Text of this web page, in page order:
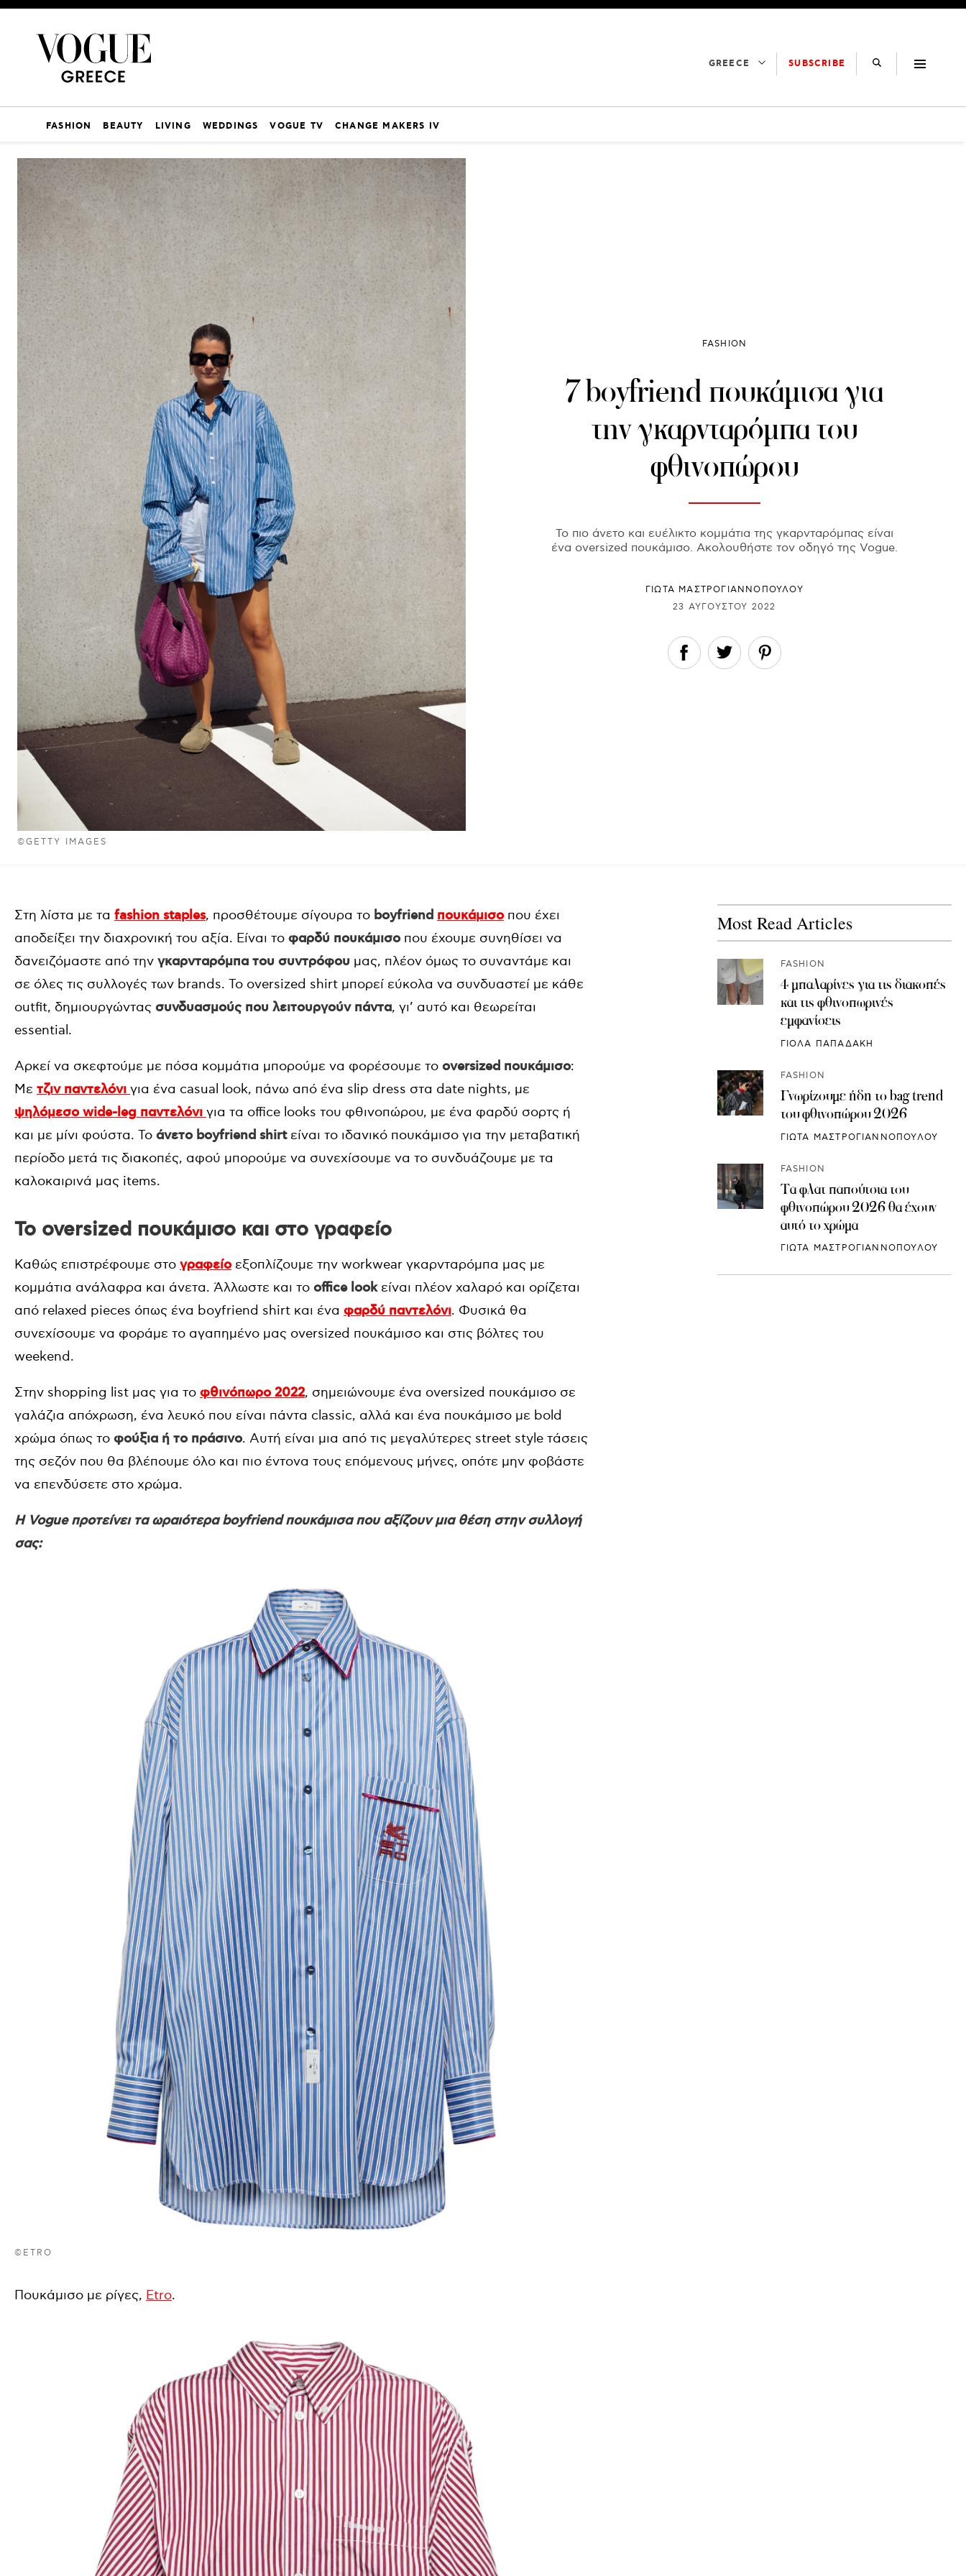
GREECE SUBSCRIBE
FASHION BEAUTY LIVING WEDDINGS VOGUE TV CHANGE MAKERS IV
©GETTY IMAGES
FASHION
7 boyfriend πουκάμισα για
την γκαρνταρόμπα του
φθινοπώρου
Το πιο άνετο και ευέλικτο κομμάτια της γκαρνταρόμπας είναι
ένα oversized πουκάμισο. Ακολουθήστε τον οδηγό της Vogue.
ΓΙΩΤΑ ΜΑΣΤΡΟΓΙΑΝΝΟΠΟΥΛΟΥ
23 ΑΥΓΟΎΣΤΟΥ 2022
Στη λίστα με τα fashion staples, προσθέτουμε σίγουρα το boyfriend πουκάμισοπου έχει
αποδείξει την διαχρονική του αξία. Είναι το φαρδύ πουκάμισοπου έχουμε συνηθίσει να
δανειζόμαστε από την γκαρνταρόμπα του συντρόφου μας, πλέον όμως το συναντάμε και
σε όλες τις συλλογές των brands. Το oversized shirt μπορεί εύκολα να συνδυαστεί με κάθε
outfit, δημιουργώντας συνδυασμούς που λειτουργούν πάντα, γι’ αυτό και θεωρείται
essential.
Αρκεί να σκεφτούμε με πόσα κομμάτια μπορούμε να φορέσουμε το oversized πουκάμισο:
Με τζιν παντελόνι για ένα casual look, πάνω από ένα slip dress στα date nights, με
ψηλόμεσο wide-leg παντελόνι για τα office looks του φθινοπώρου, με ένα φαρδύ σορτς ή
και με μίνι φούστα. Το άνετο boyfriend shirtείναι το ιδανικό πουκάμισο για την μεταβατική
περίοδο μετά τις διακοπές, αφού μπορούμε να συνεχίσουμε να το συνδυάζουμε με τα
καλοκαιρινά μας items.
To oversized πουκάμισο και στο γραφείο
Καθώς επιστρέφουμε στο γραφείοεξοπλίζουμε την workwear γκαρνταρόμπα μας με
κομμάτια ανάλαφρα και άνετα. Άλλωστε και το office lookείναι πλέον χαλαρό και ορίζεται
από relaxed pieces όπως ένα boyfriend shirt και ένα φαρδύ παντελόνι. Φυσικά θα
συνεχίσουμε να φοράμε το αγαπημένο μας oversized πουκάμισο και στις βόλτες του
weekend.
Στην shopping list μας για το φθινόπωρο 2022, σημειώνουμε ένα oversized πουκάμισο σε
γαλάζια απόχρωση, ένα λευκό που είναι πάντα classic, αλλά και ένα πουκάμισο με bold
χρώμα όπως το φούξια ή το πράσινο. Αυτή είναι μια από τις μεγαλύτερες street style τάσεις
της σεζόν που θα βλέπουμε όλο και πιο έντονα τους επόμενους μήνες, οπότε μην φοβάστε
να επενδύσετε στο χρώμα.
Η Vogue προτείνει τα ωραιότερα boyfriend πουκάμισα που αξίζουν μια θέση στην συλλογή
σας:
©ETRO
Πουκάμισο με ρίγες, Etro.
Most Read Articles
FASHION
4 μπαλαρίνες για τις διακοπές
και τις φθινοπωρινές
εμφανίσεις
ΓΙΟΛΑ ΠΑΠΑΔΑΚΗ
FASHION
Γνωρίζουμε ήδη το bag trend
του φθινοπώρου 2026
ΓΙΩΤΑ ΜΑΣΤΡΟΓΙΑΝΝΟΠΟΥΛΟΥ
FASHION
Τα φλατ παπούτσια του
φθινοπώρου 2026 θα έχουν
αυτό το χρώμα
ΓΙΩΤΑ ΜΑΣΤΡΟΓΙΑΝΝΟΠΟΥΛΟΥ